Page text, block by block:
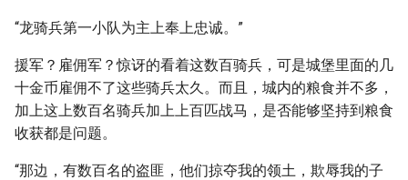
“龙骑兵第一小队为主上奉上忠诚。”
援军？雇佣军？惊讶的看着这数百骑兵，可是城堡里面的几
十金币雇佣不了这些骑兵太久。而且，城内的粮食并不多，
加上这上数百名骑兵加上上百匹战马，是否能够坚持到粮食
收获都是问题。
“那边，有数百名的盗匪，他们掠夺我的领土，欺辱我的子